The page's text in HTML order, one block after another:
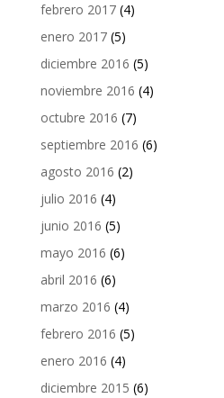
febrero 2017(4)
enero 2017(5)
diciembre 2016 (5)
noviembre 2016 (4)
octubre 2016 (7)
septiembre 2016 (6)
agosto 2016 (2)
julio 2016 (4)
junio 2016 (5)
mayo 2016 (6)
abril 2016 (6)
marzo 2016 (4)
febrero 2016 (5)
enero 2016 (4)
diciembre 2015 (6)